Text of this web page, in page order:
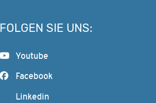
FOLGEN SIE UNS:
Youtube
Facebook
Linkedin